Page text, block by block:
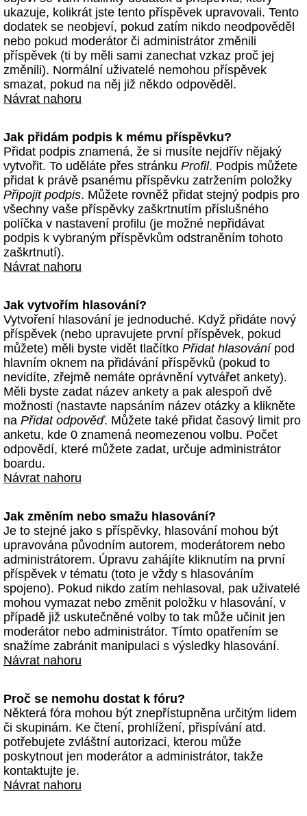
ukazuje, kolikrát jste tento příspěvek upravovali. Tento
dodatek se neobjeví, pokud zatím nikdo neodpověděl
nebo pokud moderátor či administrátor změnili
příspěvek (ti by měli sami zanechat vzkaz proč jej
změnili). Normální uživatelé nemohou příspěvek
smazat, pokud na něj již někdo odpověděl.
Návrat nahoru
Jak přidám podpis k mému příspěvku?
Přidat podpis znamená, že si musíte nejdřív nějaký
vytvořit. To uděláte přes stránku Profil. Podpis můžete
přidat k právě psanému příspěvku zatržením položky
Připojit podpis. Můžete rovněž přidat stejný podpis pro
všechny vaše příspěvky zaškrtnutím příslušného
políčka v nastavení profilu (je možné nepřidávat
podpis k vybraným příspěvkům odstraněním tohoto
zaškrtnutí).
Návrat nahoru
Jak vytvořím hlasování?
Vytvoření hlasování je jednoduché. Když přidáte nový
příspěvek (nebo upravujete první příspěvek, pokud
můžete) měli byste vidět tlačítko Přidat hlasovánípod
hlavním oknem na přidávání příspěvků (pokud to
nevidíte, zřejmě nemáte oprávnění vytvářet ankety).
Měli byste zadat název ankety a pak alespoň dvě
možnosti (nastavte napsáním název otázky a klikněte
na Přidat odpověď. Můžete také přidat časový limit pro
anketu, kde 0 znamená neomezenou volbu. Počet
odpovědí, které můžete zadat, určuje administrátor
boardu.
Návrat nahoru
Jak změním nebo smažu hlasování?
Je to stejné jako s příspěvky, hlasování mohou být
upravována původním autorem, moderátorem nebo
administrátorem. Úpravu zahájíte kliknutím na první
příspěvek v tématu (toto je vždy s hlasováním
spojeno). Pokud nikdo zatím nehlasoval, pak uživatelé
mohou vymazat nebo změnit položku v hlasování, v
případě již uskutečněné volby to tak může učinit jen
moderátor nebo administrátor. Tímto opatřením se
snažíme zabránit manipulaci s výsledky hlasování.
Návrat nahoru
Proč se nemohu dostat k fóru?
Některá fóra mohou být znepřístupněna určitým lidem
či skupinám. Ke čtení, prohlížení, přispívání atd.
potřebujete zvláštní autorizaci, kterou může
poskytnout jen moderátor a administrátor, takže
kontaktujte je.
Návrat nahoru